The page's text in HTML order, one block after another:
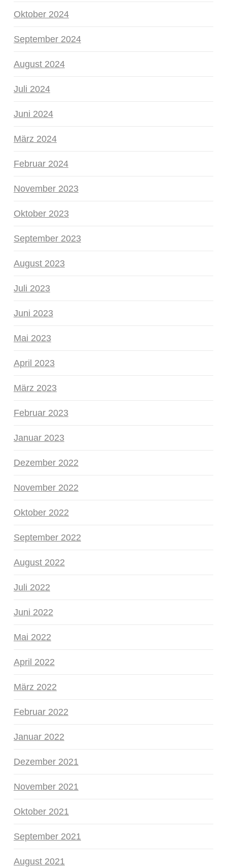
Oktober 2024
September 2024
August 2024
Juli 2024
Juni 2024
März 2024
Februar 2024
November 2023
Oktober 2023
September 2023
August 2023
Juli 2023
Juni 2023
Mai 2023
April 2023
März 2023
Februar 2023
Januar 2023
Dezember 2022
November 2022
Oktober 2022
September 2022
August 2022
Juli 2022
Juni 2022
Mai 2022
April 2022
März 2022
Februar 2022
Januar 2022
Dezember 2021
November 2021
Oktober 2021
September 2021
August 2021